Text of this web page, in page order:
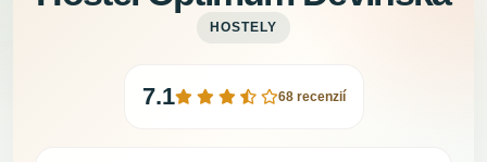
HOSTELY
7.1 68 recenzií